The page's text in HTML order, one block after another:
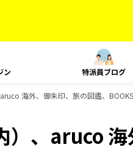
ン 特派員ブログ
海外、御朱印、旅の図鑑、
）、aruco